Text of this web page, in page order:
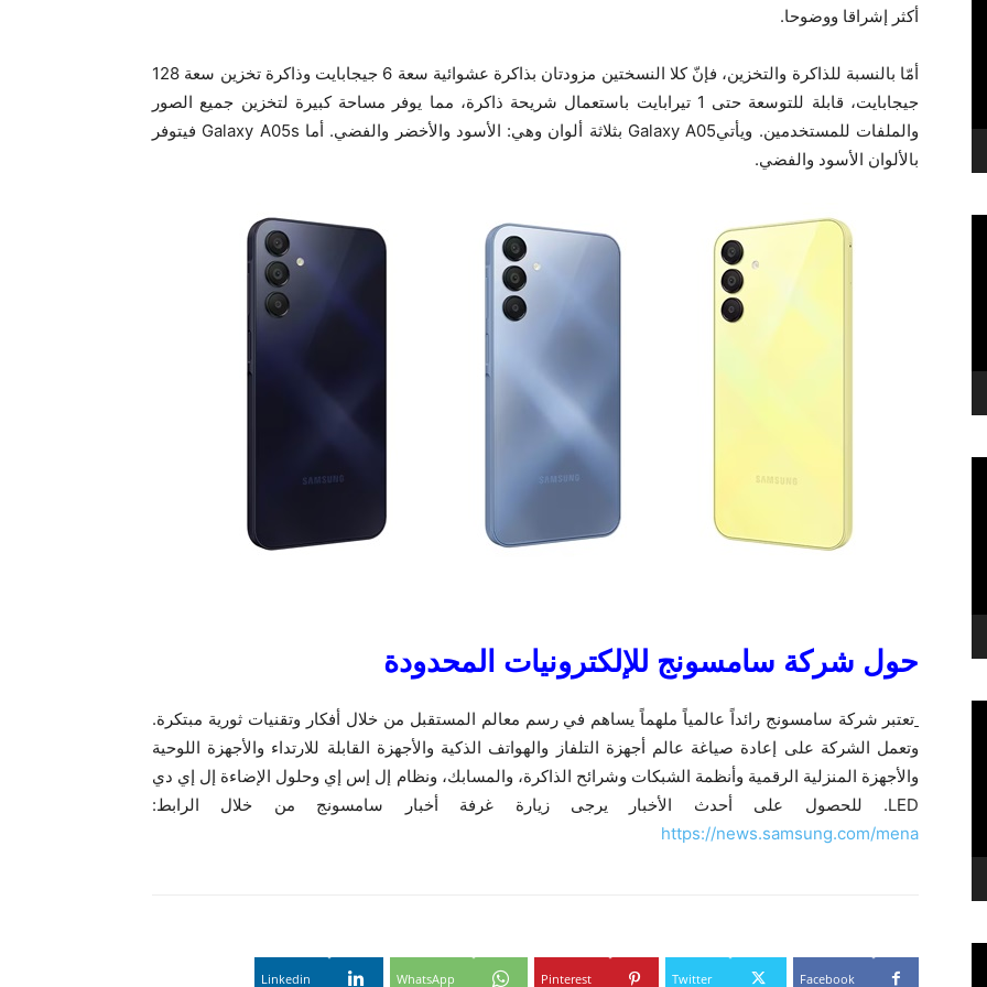
أكثر إشراقا ووضوحا.
أمّا بالنسبة للذاكرة والتخزين، فإنّ كلا النسختين مزودتان بذاكرة عشوائية سعة 6 جيجابايت وذاكرة تخزين سعة 128
جيجابايت، قابلة للتوسعة حتى 1 تيرابايت باستعمال شريحة ذاكرة، مما يوفر مساحة كبيرة لتخزين جميع الصور
والملفات للمستخدمين. ويأتيGalaxy A05 بثلاثة ألوان وهي: الأسود والأخضر والفضي. أما Galaxy A05s فيتوفر
بالألوان الأسود والفضي.
حول شركة سامسونج للإلكترونيات المحدودة
تعتبر شركة سامسونج رائداً عالمياً ملهماً يساهم في رسم معالم المستقبل من خلال أفكار وتقنيات ثورية مبتكرة.
وتعمل الشركة على إعادة صياغة عالم أجهزة التلفاز والهواتف الذكية والأجهزة القابلة للارتداء والأجهزة اللوحية
والأجهزة المنزلية الرقمية وأنظمة الشبكات وشرائح الذاكرة، والمسابك، ونظام إل إس إي وحلول الإضاءة إل إي دي
LED. للحصول على أحدث الأخبار يرجى زيارة غرفة أخبار سامسونج من خلال الرابط:
https://news.samsung.com/mena
Facebook
Twitter
Pinterest
WhatsApp
Linkedin